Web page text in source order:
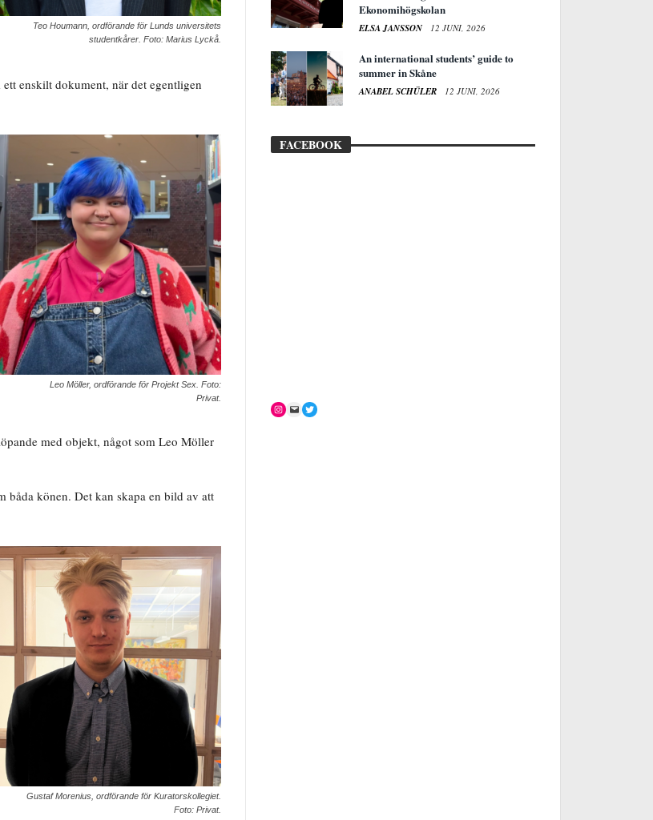
Teo Houmann, ordförande för Lunds universitets
studentkårer. Foto: Marius Lyckå.
enskilt dokument, när det egentligen
Leo Möller, ordförande för Projekt Sex. Foto:
Privat.
med objekt, något som Leo Möller
båda könen. Det kan skapa en bild av att
Gustaf Morenius, ordförande för Kuratorskollegiet.
Foto: Privat.
Ekonomihögskolan
ELSA JANSSON 12 JUNI, 2026
An international students’ guide to
summer in Skåne
ANABEL SCHÜLER 12 JUNI, 2026
FACEBOOK